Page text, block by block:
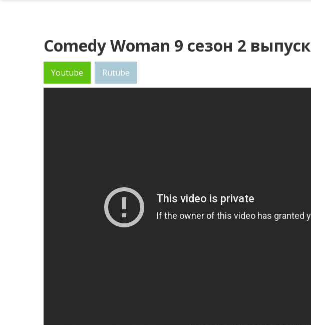
Comedy Woman 9 сезон 2 выпуск
Youtube Rutube